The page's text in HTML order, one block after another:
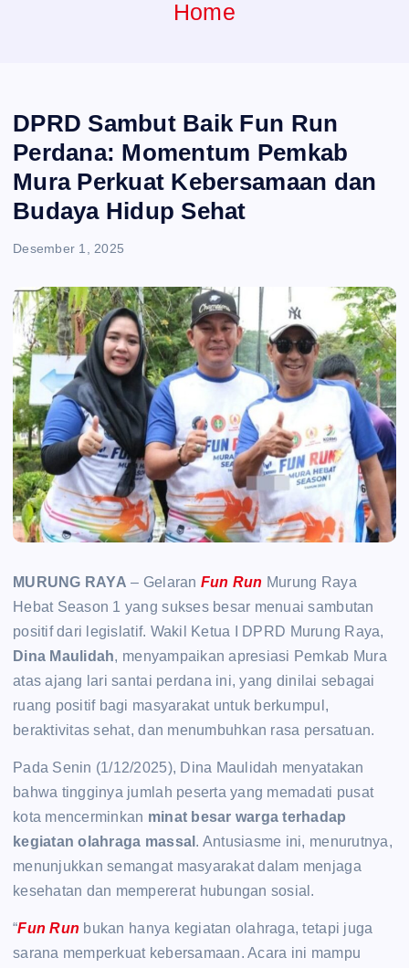
Home
DPRD Sambut Baik Fun Run
Perdana: Momentum Pemkab
Mura Perkuat Kebersamaan dan
Budaya Hidup Sehat
Desember 1, 2025
MURUNG RAYA – Gelaran Fun Run Murung Raya
Hebat Season 1 yang sukses besar menuai sambutan
positif dari legislatif. Wakil Ketua I DPRD Murung Raya,
Dina Maulidah, menyampaikan apresiasi Pemkab Mura
atas ajang lari santai perdana ini, yang dinilai sebagai
ruang positif bagi masyarakat untuk berkumpul,
beraktivitas sehat, dan menumbuhkan rasa persatuan.
Pada Senin (1/12/2025), Dina Maulidah menyatakan
bahwa tingginya jumlah peserta yang memadati pusat
kota mencerminkan minat besar warga terhadap
kegiatan olahraga massal . Antusiasme ini, menurutnya,
menunjukkan semangat masyarakat dalam menjaga
kesehatan dan mempererat hubungan sosial.
“Fun Run bukan hanya kegiatan olahraga, tetapi juga
sarana memperkuat kebersamaan. Acara ini mampu